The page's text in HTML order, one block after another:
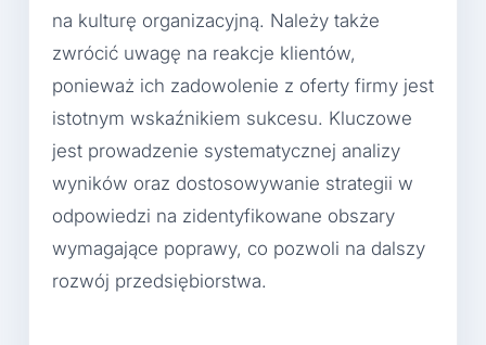
na kulturę organizacyjną. Należy także
zwrócić uwagę na reakcje klientów,
ponieważ ich zadowolenie z oferty firmy jest
istotnym wskaźnikiem sukcesu. Kluczowe
jest prowadzenie systematycznej analizy
wyników oraz dostosowywanie strategii w
odpowiedzi na zidentyfikowane obszary
wymagające poprawy, co pozwoli na dalszy
rozwój przedsiębiorstwa.